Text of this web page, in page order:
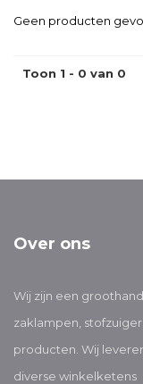
Geen producten
Toon 1 - 0 van 0
Over ons
Wij zijn een
zaklampen,
producten. Wij
diverse winkelketens